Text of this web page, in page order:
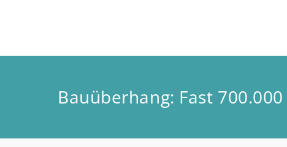
Bauüberhang: Fast